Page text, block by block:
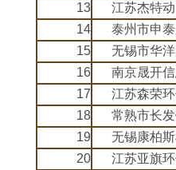
13
江苏杰特
14
泰州市申
15
无锡市华
16
南京晟开
17
江苏森荣
18
常熟市长
19
无锡康柏
20
江苏亚旗